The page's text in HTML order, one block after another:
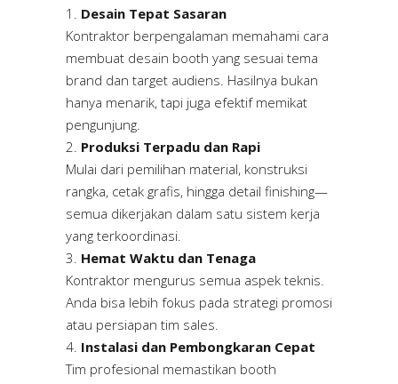
Desain Tepat Sasaran
Kontraktor berpengalaman memahami cara
membuat desain booth yang sesuai tema
brand dan target audiens. Hasilnya bukan
hanya menarik, tapi juga efektif memikat
pengunjung.
Produksi Terpadu dan Rapi
Mulai dari pemilihan material, konstruksi
rangka, cetak grafis, hingga detail finishing—
semua dikerjakan dalam satu sistem kerja
yang terkoordinasi.
Hemat Waktu dan Tenaga
Kontraktor mengurus semua aspek teknis.
Anda bisa lebih fokus pada strategi promosi
atau persiapan tim sales.
Instalasi dan Pembongkaran Cepat
Tim profesional memastikan booth